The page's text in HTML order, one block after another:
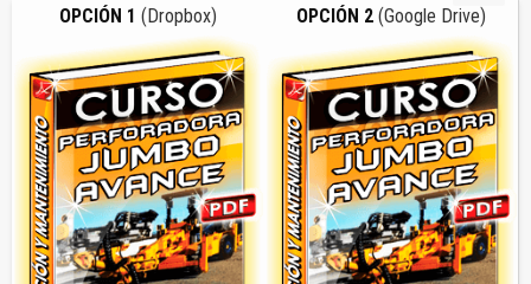
OPCIÓN 1 (Dropbox) OPCIÓN 2 (Google Drive)